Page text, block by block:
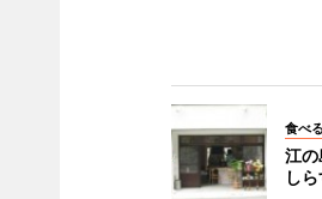
食べる
江
し